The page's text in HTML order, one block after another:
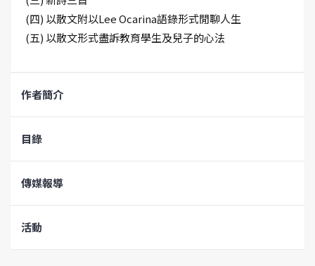
(四) 以散文附以Lee Ocarina語錄形式閒聊人生
(五) 以散文形式盡訴教育學生及兒子的心法
作者簡介
目錄
傳媒報導
活動